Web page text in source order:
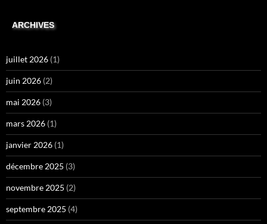
ARCHIVES
juillet 2026 (1)
juin 2026 (2)
mai 2026 (3)
mars 2026 (1)
janvier 2026 (1)
décembre 2025 (3)
novembre 2025 (2)
septembre 2025 (4)